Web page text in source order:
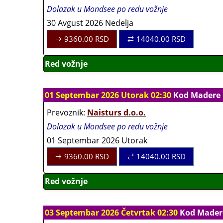
Dolazak u Mondsee po redu vožnje
30 Avgust 2026 Nedelja
9360.00 RSD 14040.00 RSD
Red vožnje
01 Septembar 2026 Utorak 02:30 Kod Madere
Prevoznik: Naisturs d.o.o.
Dolazak u Mondsee po redu vožnje
01 Septembar 2026 Utorak
9360.00 RSD 14040.00 RSD
Red vožnje
03 Septembar 2026 Četvrtak 02:30 Kod